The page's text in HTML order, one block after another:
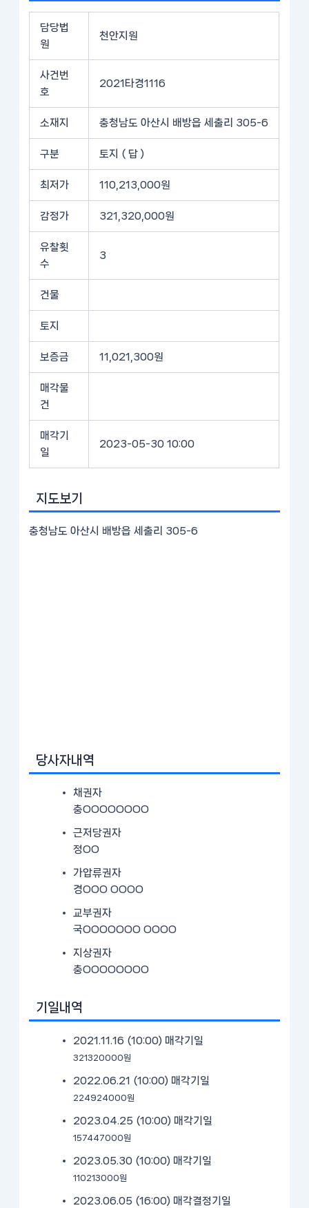
담당법
원
천안지원
사건번
호
2021타경1116
소재지 충청남도 아산시 배방읍 세출리 305-6
구분 토지 ( 답 )
최저가 110,213,000원
감정가 321,320,000원
유찰횟
수
3
건물
토지
보증금 11,021,300원
매각물
건
매각기
일
2023-05-30 10:00
지도보기
충청남도 아산시 배방읍 세출리 305-6
당사자내역
채권자
충OOOOOOOO
근저당권자
정OO
가압류권자
경OOO OOOO
교부권자
국OOOOOOO OOOO
지상권자
충OOOOOOOO
기일내역
2021.11.16 (10:00) 매각기일
321320000원
2022.06.21 (10:00) 매각기일
224924000원
2023.04.25 (10:00) 매각기일
157447000원
2023.05.30 (10:00) 매각기일
110213000원
2023.06.05 (16:00) 매각결정기일